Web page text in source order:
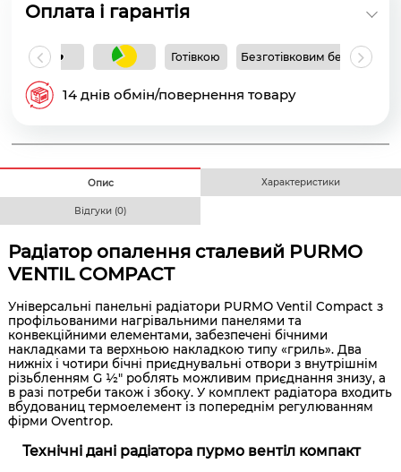
Оплата і гарантія
Готівкою Безготівковим без ПДВ
14 днів обмін/повернення товару
Опис Характеристики
Відгуки (0)
Радіатор опалення сталевий PURMO
VENTIL COMPACT
Універсальні панельні радіатори PURMO Ventil Compact з
профільованими нагрівальними панелями та
конвекційними елементами, забезпечені бічними
накладками та верхньою накладкою типу «гриль». Два
нижніх і чотири бічні приєднувальні отвори з внутрішнім
різьбленням G ½" роблять можливим приєднання знизу, а
в разі потреби також і збоку. У комплект радіатора входить
вбудованиц термоелемент із попереднім регулюванням
фірми Oventrop.
Технічні дані радіатора пурмо вентіл компакт